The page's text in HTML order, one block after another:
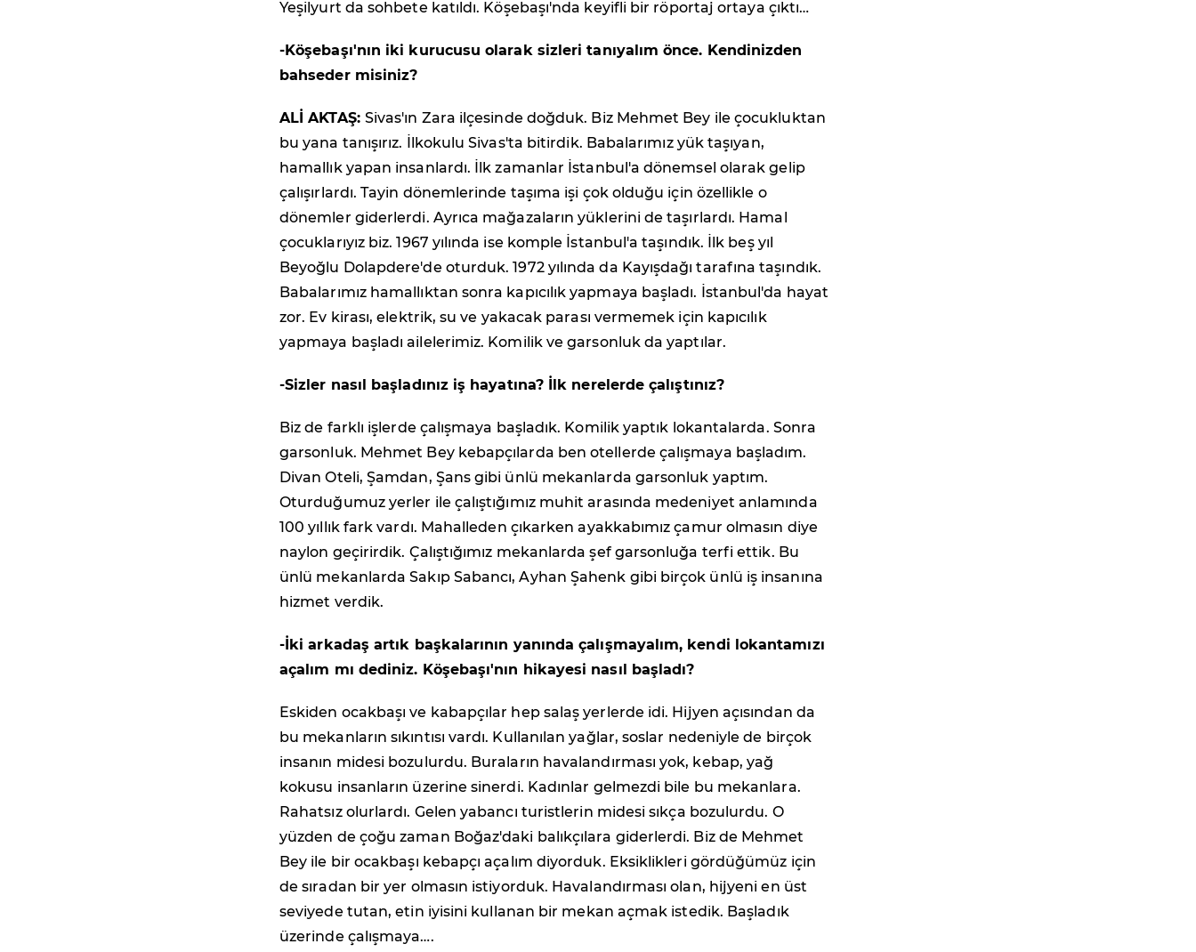
Yeşilyurt da sohbete katıldı. Köşebaşı'nda keyifli bir röportaj ortaya çıktı…
-Köşebaşı'nın iki kurucusu olarak sizleri tanıyalım önce. Kendinizden
bahseder misiniz?
ALİ AKTAŞ: Sivas'ın Zara ilçesinde doğduk. Biz Mehmet Bey ile çocukluktan
bu yana tanışırız. İlkokulu Sivas'ta bitirdik. Babalarımız yük taşıyan,
hamallık yapan insanlardı. İlk zamanlar İstanbul'a dönemsel olarak gelip
çalışırlardı. Tayin dönemlerinde taşıma işi çok olduğu için özellikle o
dönemler giderlerdi. Ayrıca mağazaların yüklerini de taşırlardı. Hamal
çocuklarıyız biz. 1967 yılında ise komple İstanbul'a taşındık. İlk beş yıl
Beyoğlu Dolapdere'de oturduk. 1972 yılında da Kayışdağı tarafına taşındık.
Babalarımız hamallıktan sonra kapıcılık yapmaya başladı. İstanbul'da hayat
zor. Ev kirası, elektrik, su ve yakacak parası vermemek için kapıcılık
yapmaya başladı ailelerimiz. Komilik ve garsonluk da yaptılar.
-Sizler nasıl başladınız iş hayatına? İlk nerelerde çalıştınız?
Biz de farklı işlerde çalışmaya başladık. Komilik yaptık lokantalarda. Sonra
garsonluk. Mehmet Bey kebapçılarda ben otellerde çalışmaya başladım.
Divan Oteli, Şamdan, Şans gibi ünlü mekanlarda garsonluk yaptım.
Oturduğumuz yerler ile çalıştığımız muhit arasında medeniyet anlamında
100 yıllık fark vardı. Mahalleden çıkarken ayakkabımız çamur olmasın diye
naylon geçirirdik. Çalıştığımız mekanlarda şef garsonluğa terfi ettik. Bu
ünlü mekanlarda Sakıp Sabancı, Ayhan Şahenk gibi birçok ünlü iş insanına
hizmet verdik.
-İki arkadaş artık başkalarının yanında çalışmayalım, kendi lokantamızı
açalım mı dediniz. Köşebaşı'nın hikayesi nasıl başladı?
Eskiden ocakbaşı ve kabapçılar hep salaş yerlerde idi. Hijyen açısından da
bu mekanların sıkıntısı vardı. Kullanılan yağlar, soslar nedeniyle de birçok
insanın midesi bozulurdu. Buraların havalandırması yok, kebap, yağ
kokusu insanların üzerine sinerdi. Kadınlar gelmezdi bile bu mekanlara.
Rahatsız olurlardı. Gelen yabancı turistlerin midesi sıkça bozulurdu. O
yüzden de çoğu zaman Boğaz'daki balıkçılara giderlerdi. Biz de Mehmet
Bey ile bir ocakbaşı kebapçı açalım diyorduk. Eksiklikleri gördüğümüz için
de sıradan bir yer olmasın istiyorduk. Havalandırması olan, hijyeni en üst
seviyede tutan, etin iyisini kullanan bir mekan açmak istedik. Başladık
üzerinde çalışmaya….